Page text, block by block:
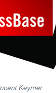
Keymer